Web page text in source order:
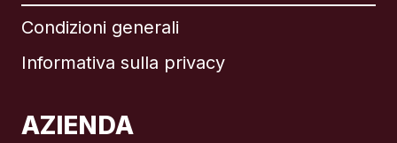
Condizioni generali
Informativa sulla privacy
AZIENDA